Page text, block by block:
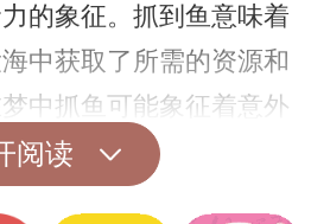
的象征。抓到鱼意味着
中获取了所需的资源和
中抓鱼可能象征着意外
阅读